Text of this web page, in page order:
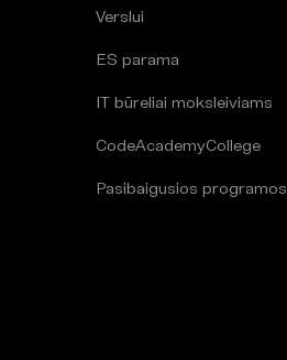
Verslui
ES parama
IT būreliai moksleiviams
CodeAcademyCollege
Pasibaigusios programos